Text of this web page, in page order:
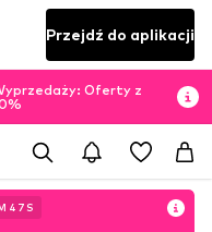
Przejdź do aplikacji
Oferty z
44 S